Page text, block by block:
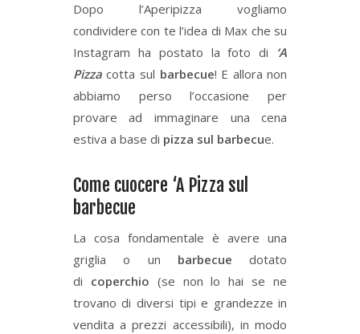
Dopo l’Aperipizza vogliamo
condividere con te l’idea di Max che su
Instagram ha postato la foto di ‘A
Pizzacotta sul barbecue! E allora non
abbiamo perso l’occasione per
provare ad immaginare una cena
estiva a base di pizza sul barbecue.
Come cuocere ‘A Pizza sul
barbecue
La cosa fondamentale è avere una
griglia o un barbecue dotato
di coperchio (se non lo hai se ne
trovano di diversi tipi e grandezze in
vendita a prezzi accessibili), in modo